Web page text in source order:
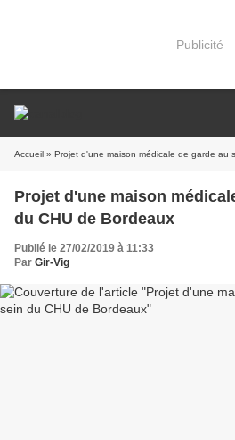
Publicité
Accueil » Projet d'une maison médicale de garde au
Projet d'une maison
du CHU de Bordeaux
Publié le 27/02/2019 à 11:33
Par Gir-Vig